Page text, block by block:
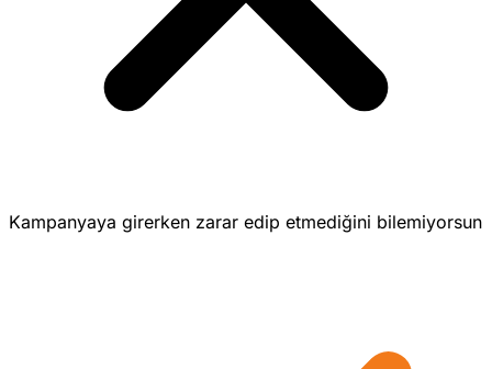
Kampanyaya girerken zarar edip etmediğini bilemiyorsun